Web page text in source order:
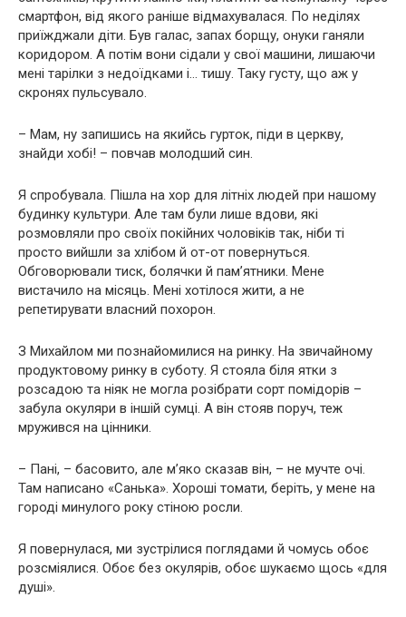
смартфон, від якого раніше відмахувалася. По неділях
приїжджали діти. Був галас, запах борщу, онуки ганяли
коридором. А потім вони сідали у свої машини, лишаючи
мені тарілки з недоїдками і… тишу. Таку густу, що аж у
скронях пульсувало.
– Мам, ну запишись на якийсь гурток, піди в церкву,
знайди хобі! – повчав молодший син.
Я спробувала. Пішла на хор для літніх людей при нашому
будинку культури. Але там були лише вдови, які
розмовляли про своїх покійних чоловіків так, ніби ті
просто вийшли за хлібом й от-от повернуться.
Обговорювали тиск, болячки й пам’ятники. Мене
вистачило на місяць. Мені хотілося жити, а не
репетирувати власний похорон.
З Михайлом ми познайомилися на ринку. На звичайному
продуктовому ринку в суботу. Я стояла біля ятки з
розсадою та ніяк не могла розібрати сорт помідорів –
забула окуляри в іншій сумці. А він стояв поруч, теж
мружився на цінники.
– Пані, – басовито, але м’яко сказав він, – не мучте очі.
Там написано «Санька». Хороші томати, беріть, у мене на
городі минулого року стіною росли.
Я повернулася, ми зустрілися поглядами й чомусь обоє
розсміялися. Обоє без окулярів, обоє шукаємо щось «для
душі».